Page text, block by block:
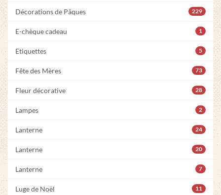
Décorations de Pâques 229
E-chèque cadeau 1
Etiquettes 5
Fête des Mères 73
Fleur décorative 28
Lampes 2
Lanterne 24
Lanterne 20
Lanterne 7
Luge de Noël 11